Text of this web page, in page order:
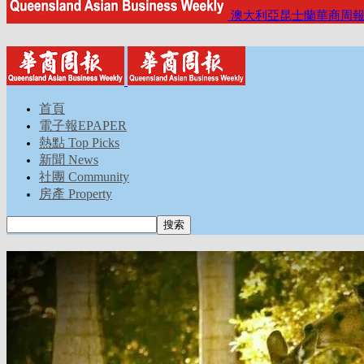
澳大利亞昆士蘭華商周報
首頁
電子報EPAPER
熱點 Top Picks
新聞 News
社團 Community
房產 Property